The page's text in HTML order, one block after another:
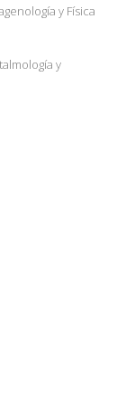
y Física
y